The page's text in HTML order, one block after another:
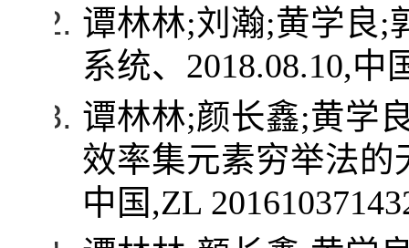
谭林林;刘瀚;黄学良;
系统、 2018.08.10,中
谭林林;颜长鑫;黄学
效率集元素穷举法
中国,ZL